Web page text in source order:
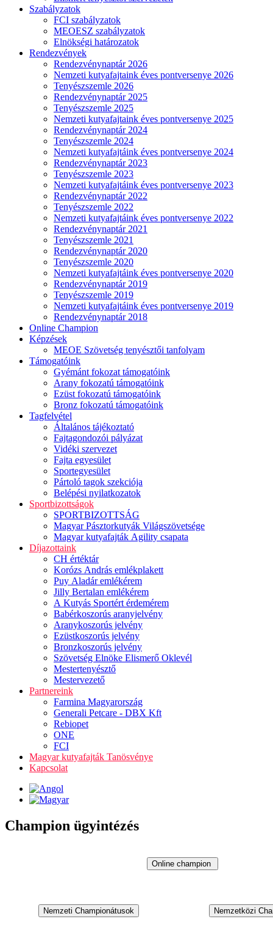
Szabályzatok
FCI szabályzatok
MEOESZ szabályzatok
Elnökségi határozatok
Rendezvények
Rendezvénynaptár 2026
Nemzeti kutyafajtaink éves pontversenye 2026
Tenyészszemle 2026
Rendezvénynaptár 2025
Tenyészszemle 2025
Nemzeti kutyafajtaink éves pontversenye 2025
Rendezvénynaptár 2024
Tenyészszemle 2024
Nemzeti kutyafajtáink éves pontversenye 2024
Rendezvénynaptár 2023
Tenyészszemle 2023
Nemzeti kutyafajtáink éves pontversenye 2023
Rendezvénynaptár 2022
Tenyészszemle 2022
Nemzeti kutyafajtáink éves pontversenye 2022
Rendezvénynaptár 2021
Tenyészszemle 2021
Rendezvénynaptár 2020
Tenyészszemle 2020
Nemzeti kutyafajtáink éves pontversenye 2020
Rendezvénynaptár 2019
Tenyészszemle 2019
Nemzeti kutyafajtáink éves pontversenye 2019
Rendezvénynaptár 2018
Online Champion
Képzések
MEOE Szövetség tenyésztői tanfolyam
Támogatóink
Gyémánt fokozat támogatóink
Arany fokozatú támogatóink
Ezüst fokozatú támogatóink
Bronz fokozatú támogatóink
Tagfelvétel
Általános tájékoztató
Fajtagondozói pályázat
Vidéki szervezet
Fajta egyesület
Sportegyesület
Pártoló tagok szekciója
Belépési nyilatkozatok
Sportbizottságok
SPORTBIZOTTSÁG
Magyar Pásztorkutyák Világszövetsége
Magyar kutyafajták Agility csapata
Díjazottaink
CH értéktár
Korózs András emlékplakett
Puy Aladár emlékérem
Jilly Bertalan emlékérem
A Kutyás Sportért érdemérem
Babérkoszorús aranyjelvény
Aranykoszorús jelvény
Ezüstkoszorús jelvény
Bronzkoszorús jelvény
Szövetség Elnöke Elismerő Oklevél
Mestertenyésztő
Mestervezető
Partnereink
Farmina Magyarország
Generali Petcare - DBX Kft
Rebiopet
ONE
FCI
Magyar kutyafajták Tanösvénye
Kapcsolat
Champion ügyintézés